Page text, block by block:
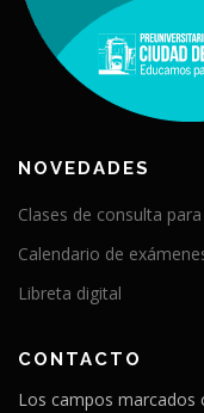
NOVEDADES
Clases de consulta
Calendario de
Libreta digital
CONTACTO
Los campos marcados